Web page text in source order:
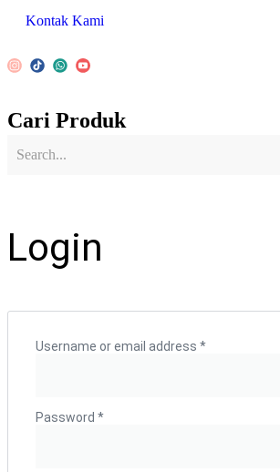
Kontak Kami
Cari Produk
Login
Username or email address *
Password *